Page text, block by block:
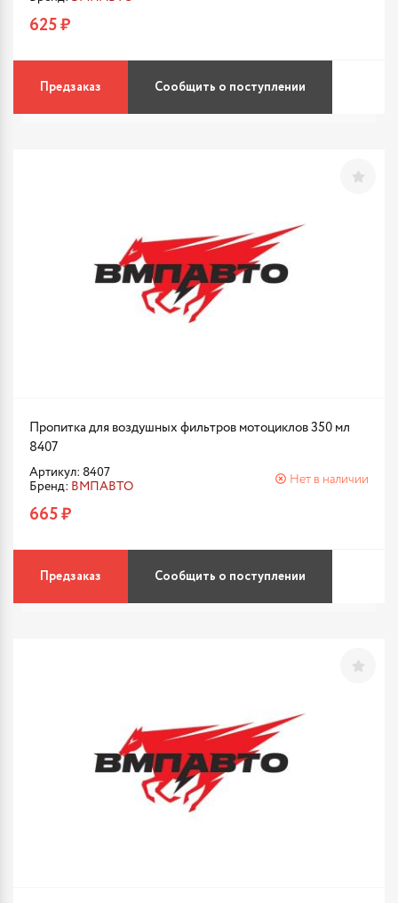
625 ₽
Предзаказ Сообщить о поступлении
Пропитка для воздушных фильтров мотоциклов 350 мл
8407
Артикул: 8407
Бренд: ВМПАВТО
Нет в наличии
665 ₽
Предзаказ Сообщить о поступлении